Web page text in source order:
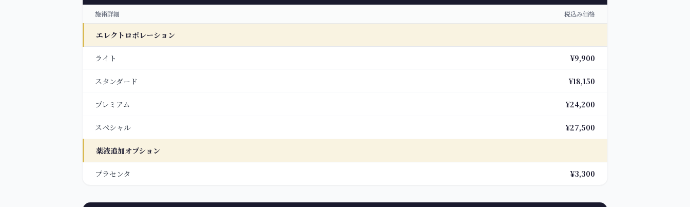
施術詳細 税込み価格
エレクトロポレーション
ライト ¥9,900
スタンダード ¥18,150
プレミアム ¥24,200
スペシャル ¥27,500
薬液追加オプション
プラセンタ ¥3,300